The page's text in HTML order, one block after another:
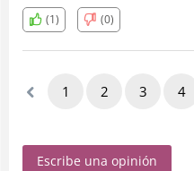
(1) (0)
1 2 3 4
Escribe una opinión